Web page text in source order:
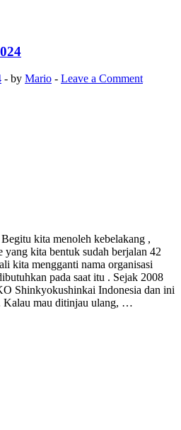
- by Mario - Leave a Comment
kita menoleh kebelakang ,
yang kita bentuk sudah berjalan 42
kita mengganti nama organisasi
pada saat itu . Sejak 2008
Shinkyokushinkai Indonesia dan ini
Kalau mau ditinjau ulang, …